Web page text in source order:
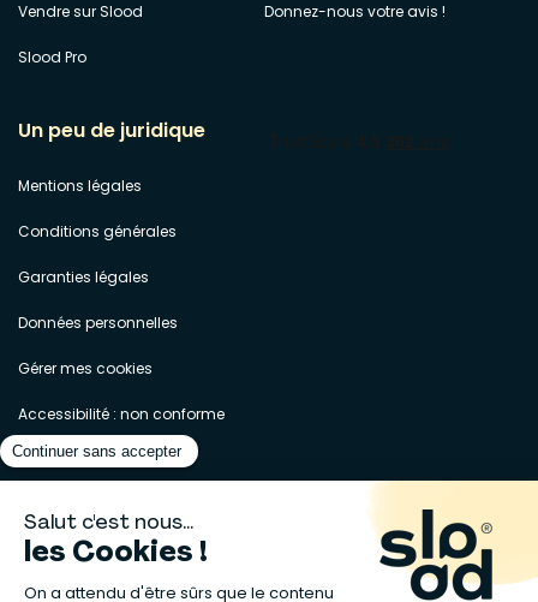
Vendre sur Slood
Slood Pro
Donnez-nous votre avis !
Un peu de juridique
Mentions légales
Conditions générales
Garanties légales
Données personnelles
Gérer mes cookies
Accessibilité : non conforme